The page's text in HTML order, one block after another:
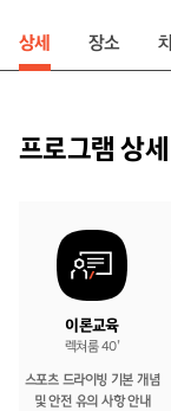
상세 장소
프로그램 상세
이론교육
렉쳐룸 40’
스포츠 드라이빙 기본 개념
및 안전 유의 사항 안내